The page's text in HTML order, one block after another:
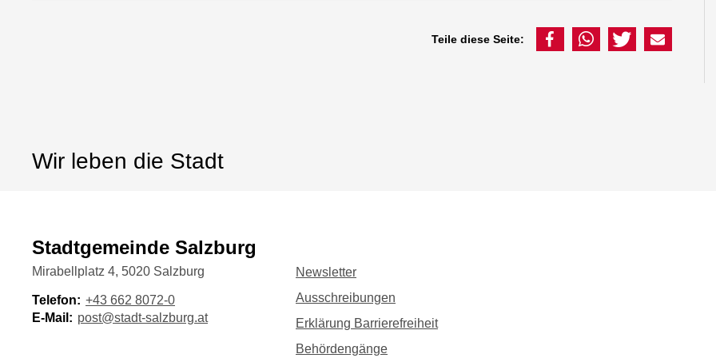
Teile diese Seite:
Wir leben die Stadt
Stadtgemeinde Salzburg
Mirabellplatz 4, 5020 Salzburg
Telefon: +43 662 8072-0
E-Mail: post@stadt-salzburg.at
Newsletter
Ausschreibungen
Erklärung Barrierefreiheit
Behördengänge